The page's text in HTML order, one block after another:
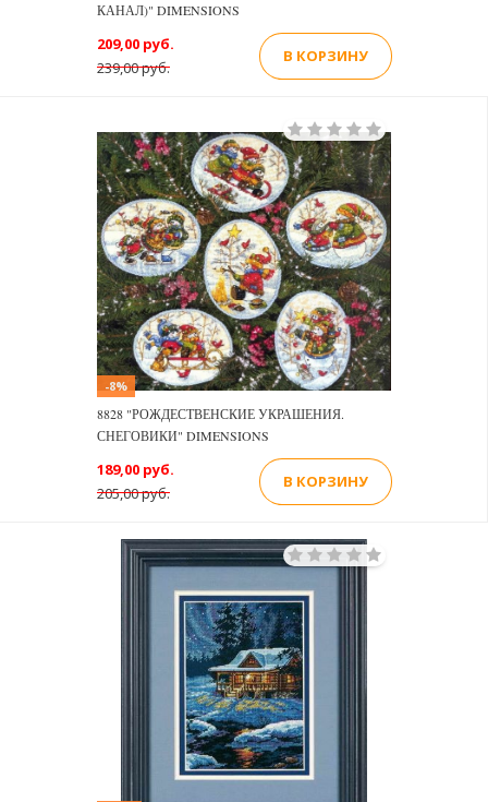
КАНАЛ)" DIMENSIONS
239,00 руб.
209,00 руб.
В КОРЗИНУ
-8%
8828 "РОЖДЕСТВЕНСКИЕ УКРАШЕНИЯ.
СНЕГОВИКИ" DIMENSIONS
205,00 руб.
189,00 руб.
В КОРЗИНУ